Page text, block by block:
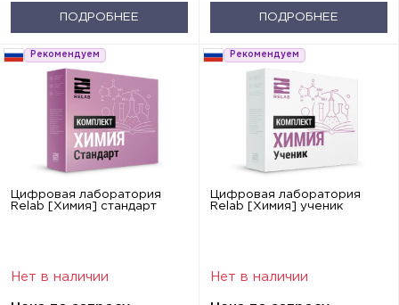
ПОДРОБНЕЕ ПОДРОБНЕЕ
Рекомендуем
Цифровая лаборатория
Relab [Химия] стандарт
Нет в наличии
Рекомендуем
Цифровая лаборатория
Relab [Химия] ученик
Нет в наличии